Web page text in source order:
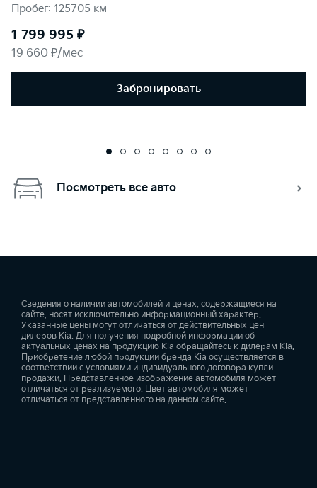
Пробег: 125705 км
1 799 995 ₽
19 660 ₽/мес
Забронировать
Посмотреть все авто
Сведения о наличии автомобилей и ценах, содержащиеся на
сайте, носят исключительно информационный характер.
Указанные цены могут отличаться от действительных цен
дилеров Kia. Для получения подробной информации об
актуальных ценах на продукцию Kia обращайтесь к дилерам Kia.
Приобретение любой продукции бренда Kia осуществляется в
соответствии с условиями индивидуального договора купли-
продажи. Представленное изображение автомобиля может
отличаться от реализуемого. Цвет автомобиля может
отличаться от представленного на данном сайте.